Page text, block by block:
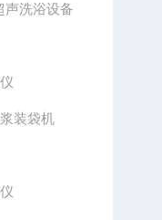
声洗浴设备
装袋机